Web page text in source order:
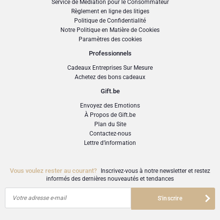
pour s'assurer qu'il parvienne en parfait état.
Attention: le vase n'est pas compris! Le choix des fleurs est différent de l'image.
50–55% Pinot Noir, 28–33% Chardonnay, 15–20% Meunier
50 à 60 crus différents
Brut, 9 g/l de sucre
Minimum 3 ans sur lies dans les crayères
Notes de Dégustation
Couleur :
Vous voulez rester au courant?
Inscrivez-vous à notre newsletter et restez
informés des dernières nouveautés et tendances
Votre adresse e-mail S'inscrire
Service de Médiation pour le Consommateur
Règlement en ligne des litiges
Politique de Confidentialité
Notre Politique en Matière de Cookies
Paramètres des cookies
Professionnels
Cadeaux Entreprises Sur Mesure
Achetez des bons cadeaux
Gift.be
Envoyez des Emotions
À Propos de Gift.be
Plan du Site
Contactez-nous
Lettre d’information